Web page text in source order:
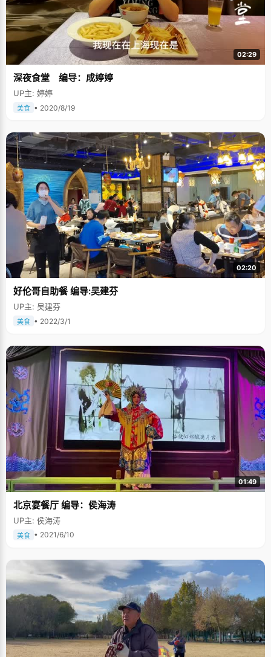
02:29
深夜食堂 编导：成婷婷
UP主: 婷婷
美食 • 2020/8/19
02:20
好伦哥自助餐 编导:吴建芬
UP主: 吴建芬
美食 • 2022/3/1
01:49
北京宴餐厅 编导：侯海涛
UP主: 侯海涛
美食 • 2021/6/10